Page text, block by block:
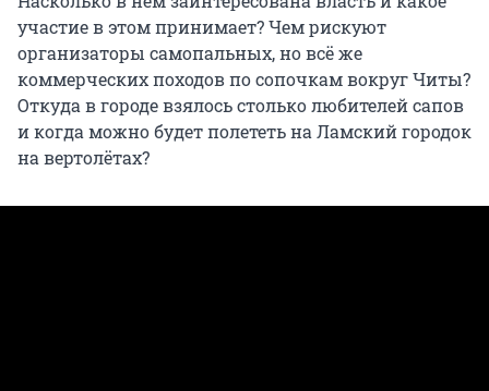
участие в этом принимает? Чем рискуют
организаторы самопальных, но всё же
коммерческих походов по сопочкам вокруг Читы?
Откуда в городе взялось столько любителей сапов
и когда можно будет полететь на Ламский городок
на вертолётах?